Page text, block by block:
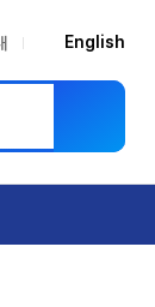
English